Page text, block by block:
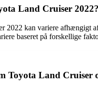
Land Cruiser 2022?
2022 kan variere afhængigt
baseret på forskellige
Toyota Land Cruiser